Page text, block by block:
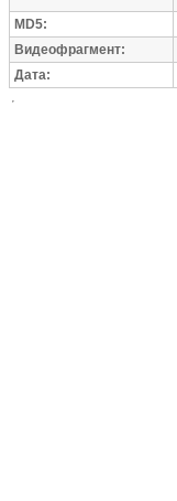
MD5:
Видеофрагмент:
Дата: